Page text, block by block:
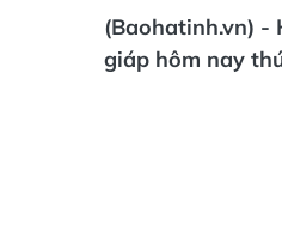
(Baohatinh.vn) -
giáp hôm nay